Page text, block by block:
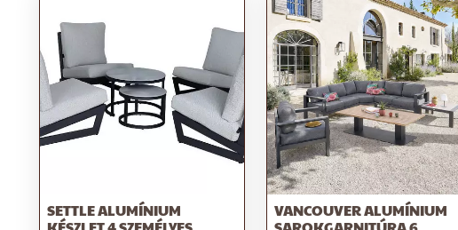
SETTLE ALUMÍNIUM
VANCOUVER ALUMÍNIUM